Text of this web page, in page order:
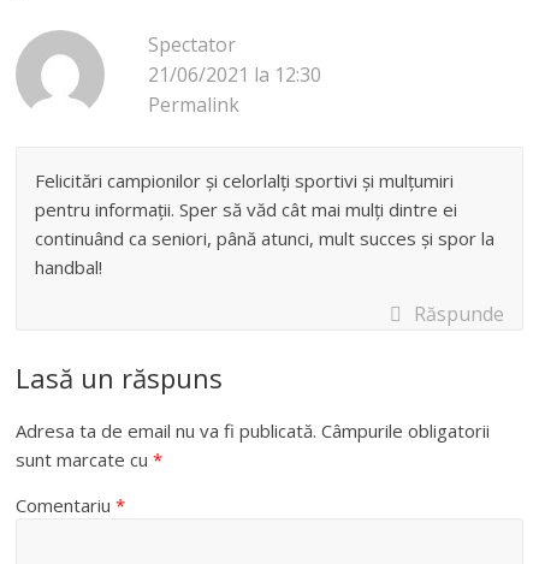
Spectator
21/06/2021 la 12:30
Permalink
Felicitări campionilor și celorlalți sportivi și mulțumiri
pentru informații. Sper să văd cât mai mulți dintre ei
continuând ca seniori, până atunci, mult succes și spor la
handbal!
Răspunde
Lasă un răspuns
Adresa ta de email nu va fi publicată. Câmpurile obligatorii
sunt marcate cu*
Comentariu*